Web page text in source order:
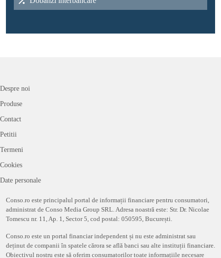
Despre noi
Produse
Contact
Petitii
Termeni
Cookies
Date personale
Conso.ro este principalul portal de informații financiare pentru consumatori,
administrat de Conso Media Group SRL. Adresa noastră este: Str. Dr. Nicolae
Tomescu nr. 11, Ap. 1, Sector 5, cod postal: 050595, București.
Conso.ro este un portal financiar independent și nu este administrat sau
deținut de companii în spatele cărora se află banci sau alte instituții financiare.
Obiectivul nostru este să oferim consumatorilor toate informațiile necesare